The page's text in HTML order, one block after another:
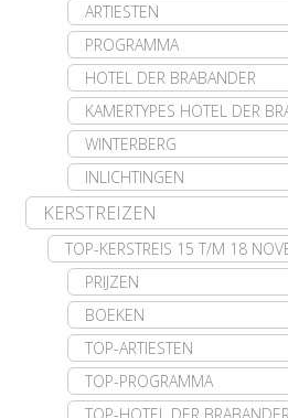
ARTIESTEN
PROGRAMMA
HOTEL DER BRABANDER
KAMERTYPES HOTEL DER
WINTERBERG
INLICHTINGEN
KERSTREIZEN
TOP-KERSTREIS 15 T/M 18
PRIJZEN
BOEKEN
TOP-ARTIESTEN
TOP-PROGRAMMA